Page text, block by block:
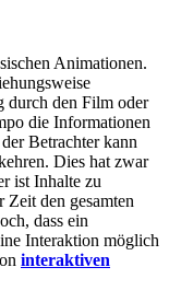
Animationen.
durch den Film oder
die Informationen
Betrachter kann
Dies hat zwar
ist Inhalte zu
den gesamten
dass ein
Interaktion möglich
interaktiven